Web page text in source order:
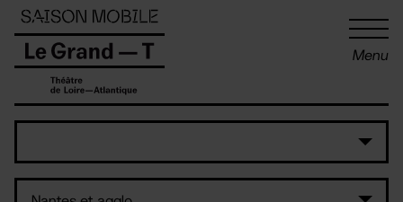
Menu
Panneau de gestion des cookies